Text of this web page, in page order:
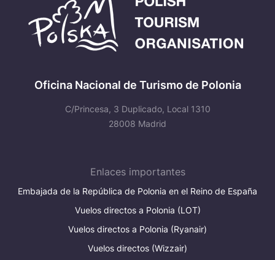
Oficina Nacional de Turismo de Polonia
C/Princesa, 3 Duplicado, Local 1310
28008 Madrid
Enlaces importantes
Embajada de la República de Polonia en el Reino de España
Vuelos directos a Polonia (LOT)
Vuelos directos a Polonia (Ryanair)
Vuelos directos (Wizzair)